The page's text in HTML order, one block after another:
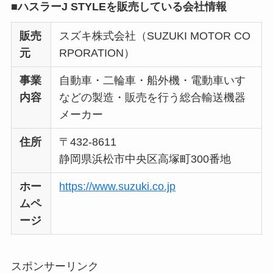
■ハスラーJ STYLEを販売している会社情報
販売
元
スズキ株式会社（SUZUKI MOTOR CO
RPORATION）
事業
内容
自動車・二輪車・船外機・電動車いす
などの製造・販売を行う総合輸送機器
メーカー
住所
〒432-8611
静岡県浜松市中央区高塚町300番地
ホー
ムペ
ージ
https://www.suzuki.co.jp
スポンサーリンク